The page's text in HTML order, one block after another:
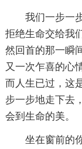
我们一步一步
拒绝生命交给我
然回首的那一瞬
又一次乍喜的心
而人生已过，这
步一步地走下去
会到生命的美。
坐在窗前的你